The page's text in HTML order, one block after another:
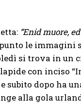
“Enid muore,
le immagini
si trova in un
con inciso
subito dopo ha
alla gola